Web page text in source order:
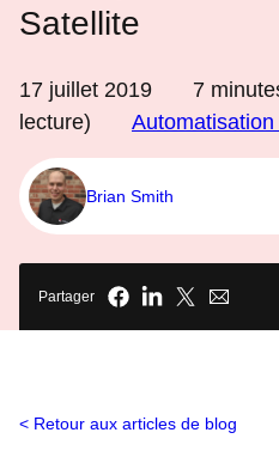
Satellite
17 juillet 2019 7
lecture)
Brian Smith
Partager
Retour aux articles de blog